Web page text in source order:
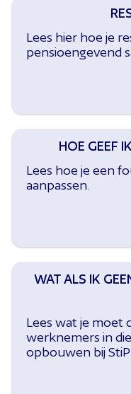
Lees hier hoe je
pensioengevend
HOE GEEF
Lees hoe je een
aanpassen.
WAT ALS IK
Lees wat je moet
werknemers in
opbouwen bij